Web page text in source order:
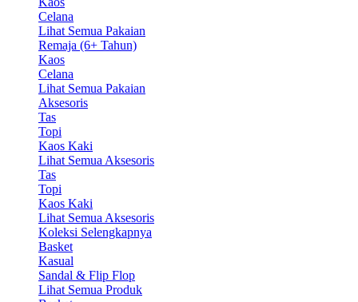
Celana
Lihat Semua Pakaian
Remaja (6+ Tahun)
Kaos
Celana
Lihat Semua Pakaian
Aksesoris
Tas
Topi
Kaos Kaki
Lihat Semua Aksesoris
Tas
Topi
Kaos Kaki
Lihat Semua Aksesoris
Koleksi Selengkapnya
Basket
Kasual
Sandal & Flip Flop
Lihat Semua Produk